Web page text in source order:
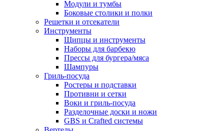
Модули и тумбы
Боковые столики и полки
Решетки и отсекатели
Инструменты
Щипцы и инструменты
Наборы для барбекю
Прессы для бургера/мяса
Шампуры
Гриль-посуда
Ростеры и подставки
Противни и сетки
Воки и гриль-посуда
Разделочные доски и ножи
GBS и Crafted системы